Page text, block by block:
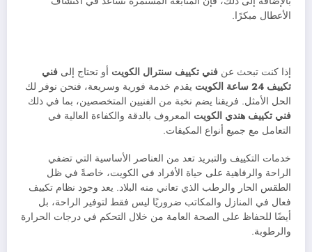
الأعطال مبكرًا.
إذا كنت تبحث عن فني تكييف سنترال الكويت أو تحتاج إلى فني
تكييف 24 ساعة الكويت
يقدم خدمة فورية وسريعة، فنحن نوفر لك
الحل الأمثل. فريقنا يضم نخبة من الفنيين المتخصصين، بما في ذلك
فني تكييف هندي الكويت المعروف بالدقة والكفاءة العالية في
التعامل مع جميع أنواع المكيفات.
خدمات التكييف والتبريد تعد من العناصر الأساسية التي تضفي
الراحة والرفاهية على حياة الأفراد في الكويت، خاصةً في ظل
الطقس الحار والرطب الذي تعاني منه البلاد. يعد وجود نظام تكييف
فعال في المنازل والمكاتب ضروريًا ليس فقط لتوفير الراحة، بل
أيضًا للحفاظ على الصحة العامة من خلال التحكم في درجات الحرارة
والرطوبة.